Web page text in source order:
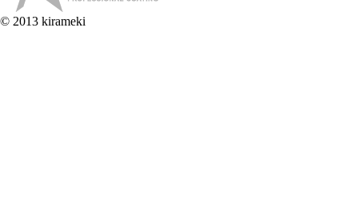
© 2013 kirameki